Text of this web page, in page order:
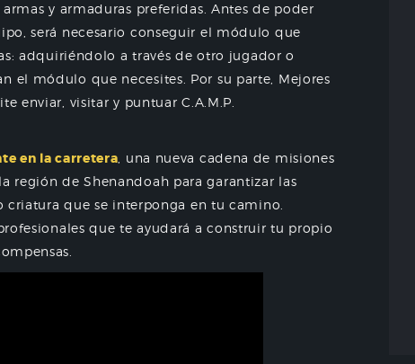
y armaduras preferidas. Antes de poder
será necesario conseguir el módulo que
adquiriéndolo a través de otro jugador o
el módulo que necesites. Por su parte, Mejores
enviar, visitar y puntuar C.A.M.P.
en la carretera , una nueva cadena de misiones
región de Shenandoah para garantizar las
que se interponga en tu camino.
que te ayudará a construir tu propio